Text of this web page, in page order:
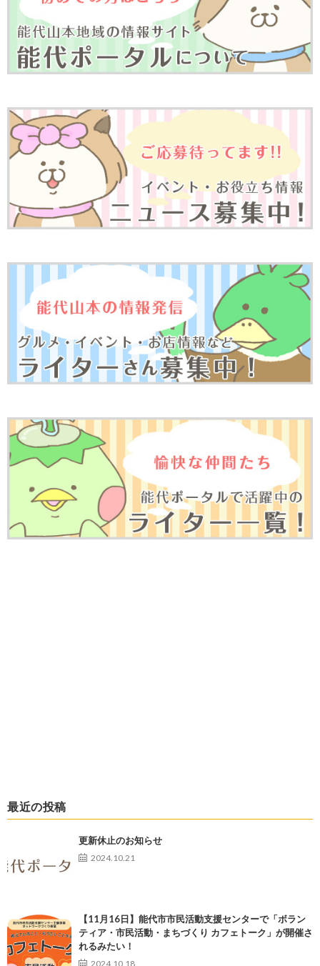
最近の投稿
更新休止のお知らせ
2024.10.21
【11月16日】能代市市民活動支援センターで「ボラン
ティア・市民活動・まちづくり カフェトーク」が開催さ
れるみたい！
2024.10.18